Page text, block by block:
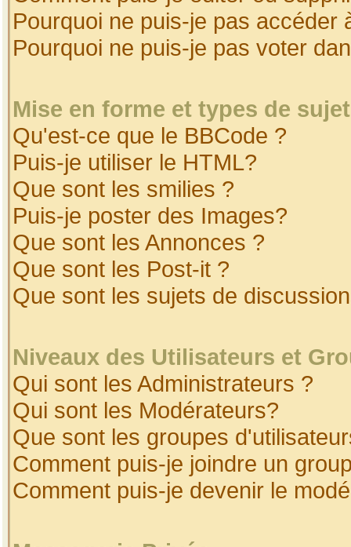
Pourquoi ne puis-je pas accéder
Pourquoi ne puis-je pas voter
Mise en forme et types de
Qu'est-ce que le BBCode ?
Puis-je utiliser le HTML?
Que sont les smilies ?
Puis-je poster des Images?
Que sont les Annonces ?
Que sont les Post-it ?
Que sont les sujets de
Niveaux des Utilisateurs et
Qui sont les Administrateurs ?
Qui sont les Modérateurs?
Que sont les groupes
Comment puis-je joindre un
Comment puis-je devenir le